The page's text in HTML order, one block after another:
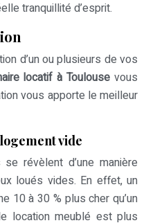
tranquillité d’esprit.
d’un ou plusieurs de vos
locatif à Toulouse vous
vous apporte le meilleur
vide
révèlent d’une manière
loués vides. En effet, un
10 à 30 % plus cher qu’un
location meublé est plus